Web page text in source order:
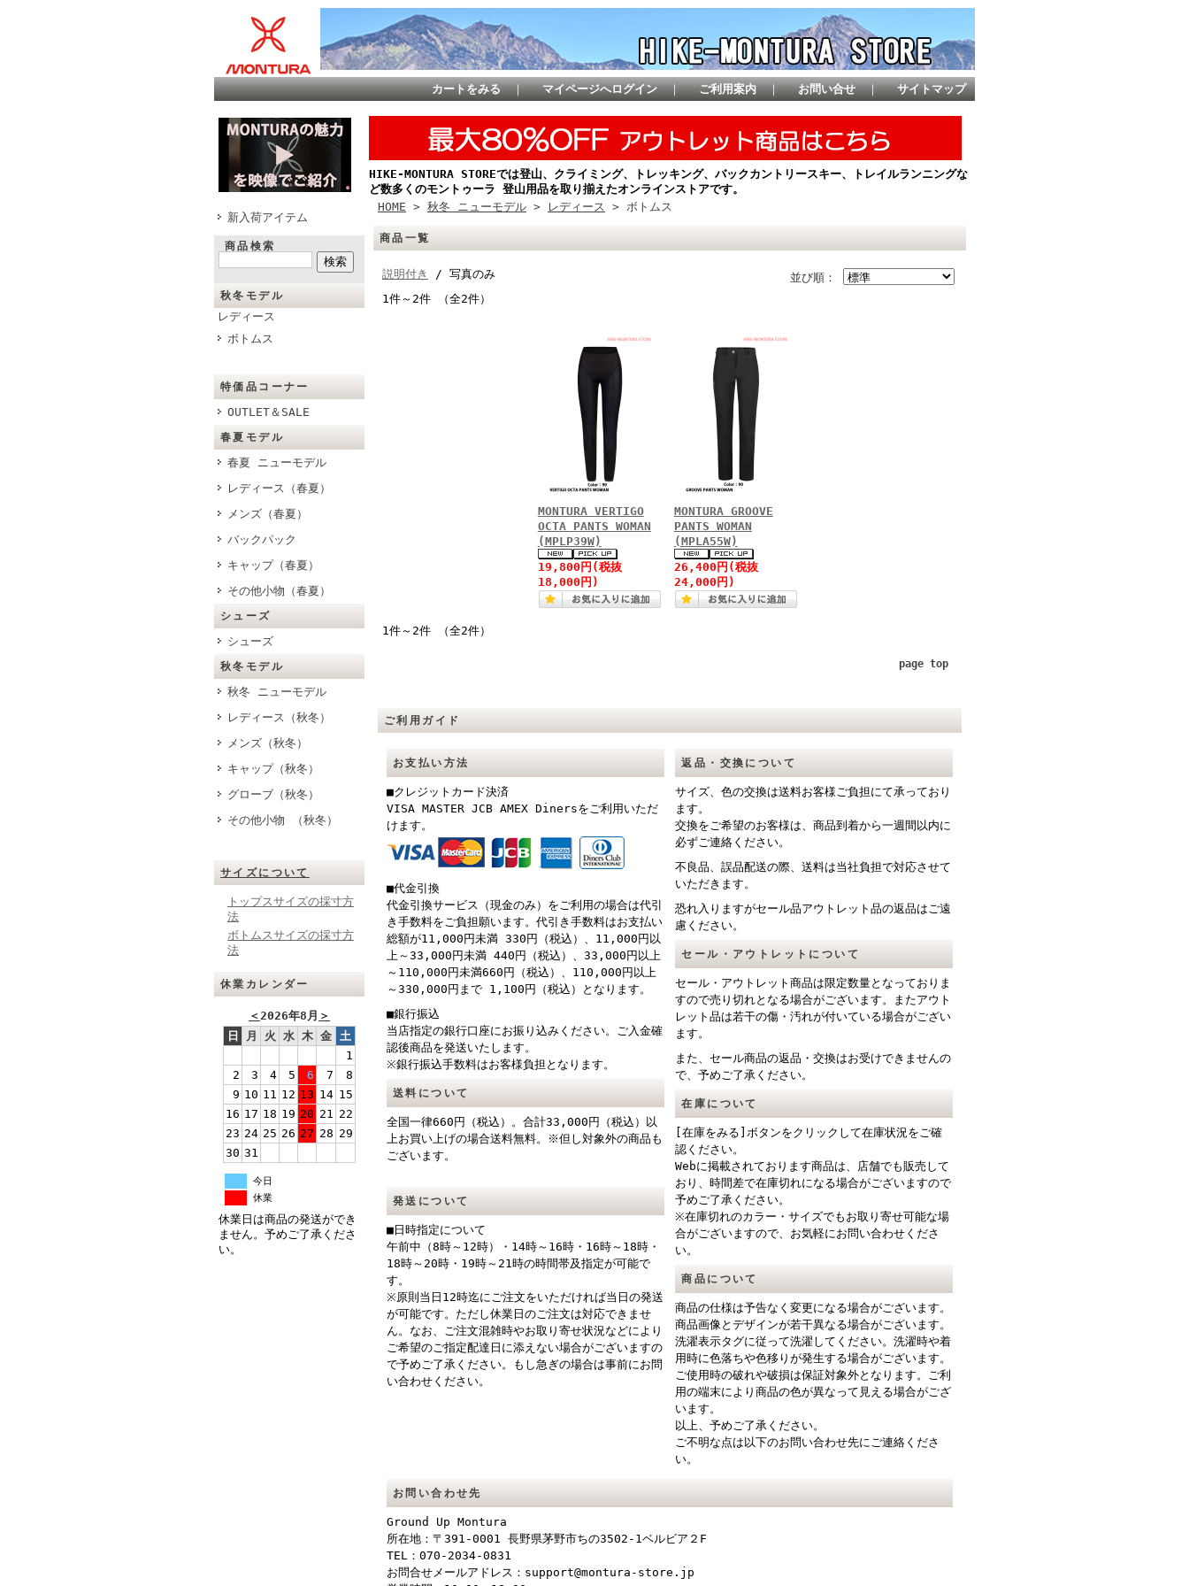
カートをみる ｜ マイページへログイン ｜ ご利用案内 ｜ お問い合せ ｜ サイトマップ
新入荷アイテム
商品検索
秋冬モデル
レディース
ボトムス
特価品コーナー
OUTLET＆SALE
春夏モデル
春夏 ニューモデル
レディース（春夏）
メンズ（春夏）
バックパック
キャップ（春夏）
その他小物（春夏）
シューズ
シューズ
秋冬モデル
秋冬 ニューモデル
レディース（秋冬）
メンズ（秋冬）
キャップ（秋冬）
グローブ（秋冬）
その他小物 （秋冬）
サイズについて
トップスサイズの採寸方
法
ボトムスサイズの採寸方
法
休業カレンダー
＜2026年8月 ＞
日
月 火 水 木 金 土
1
2
3 4 5 6 7
8
9 10 11 12 13 14 15
16 17 18 19 20 21 22
23 24 25 26 27 28 29
30 31
今日
休業
休業日は商品の発送ができ
ません。予めご了承くださ
い。
HIKE-MONTURA STOREでは登山、クライミング、トレッキング、バックカントリースキー、トレイルランニングな
ど数多くのモントゥーラ 登山用品を取り揃えたオンラインストアです。
HOME > 秋冬 ニューモデル > レディース > ボトムス
商品一覧
並び順：
説明付き
/ 写真のみ
1件～2件 （全2件）
MONTURA VERTIGO
OCTA PANTS WOMAN
(MPLP39W)
19,800円(税抜
18,000円)
MONTURA GROOVE
PANTS WOMAN
(MPLA55W)
26,400円(税抜
24,000円)
1件～2件 （全2件）
page top
ご利用ガイド
お支払い方法
■クレジットカード決済
VISA MASTER JCB AMEX Dinersをご利用いただ
けます。
■代金引換
代金引換サービス（現金のみ）をご利用の場合は代引
き手数料をご負担願います。代引き手数料はお支払い
総額が11,000円未満 330円（税込）、11,000円以
上～33,000円未満 440円（税込）、33,000円以上
～110,000円未満660円（税込）、110,000円以上
～330,000円まで 1,100円（税込）となります。
■銀行振込
当店指定の銀行口座にお振り込みください。ご入金確
認後商品を発送いたします。
※銀行振込手数料はお客様負担となります。
送料について
全国一律660円（税込）。合計33,000円（税込）以
上お買い上げの場合送料無料。※但し対象外の商品も
ございます。
発送について
■日時指定について
午前中（8時～12時）・14時～16時・16時～18時・
18時～20時・19時～21時の時間帯及指定が可能で
す。
※原則当日12時迄にご注文をいただければ当日の発送
が可能です。ただし休業日のご注文は対応できませ
ん。なお、ご注文混雑時やお取り寄せ状況などにより
ご希望のご指定配達日に添えない場合がございますの
で予めご了承ください。もし急ぎの場合は事前にお問
い合わせください。
返品・交換について
サイズ、色の交換は送料お客様ご負担にて承っており
ます。
交換をご希望のお客様は、商品到着から一週間以内に
必ずご連絡ください。
不良品、誤品配送の際、送料は当社負担で対応させて
いただきます。
恐れ入りますがセール品アウトレット品の返品はご遠
慮ください。
セール・アウトレットについて
セール・アウトレット商品は限定数量となっておりま
すので売り切れとなる場合がございます。またアウト
レット品は若干の傷・汚れが付いている場合がござい
ます。
また、セール商品の返品・交換はお受けできませんの
で、予めご了承ください。
在庫について
[在庫をみる]ボタンをクリックして在庫状況をご確
認ください。
Webに掲載されております商品は、店舗でも販売して
おり、時間差で在庫切れになる場合がございますので
予めご了承ください。
※在庫切れのカラー・サイズでもお取り寄せ可能な場
合がございますので、お気軽にお問い合わせくださ
い。
商品について
商品の仕様は予告なく変更になる場合がございます。
商品画像とデザインが若干異なる場合がございます。
洗濯表示タグに従って洗濯してください。洗濯時や着
用時に色落ちや色移りが発生する場合がございます。
ご使用時の破れや破損は保証対象外となります。ご利
用の端末により商品の色が異なって見える場合がござ
います。
以上、予めご了承ください。
ご不明な点は以下のお問い合わせ先にご連絡くださ
い。
お問い合わせ先
Ground Up Montura
所在地：〒391-0001 長野県茅野市ちの3502-1ベルビア２F
TEL：070-2034-0831
お問合せメールアドレス：support@montura-store.jp